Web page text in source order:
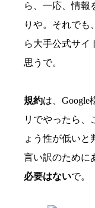
ら、一応、情報
りや。それでも
ら大手公式サイ
思うで。
規約は、Google
リでやったら、
ょう性が低いと
言い訳のために
必要はないで。